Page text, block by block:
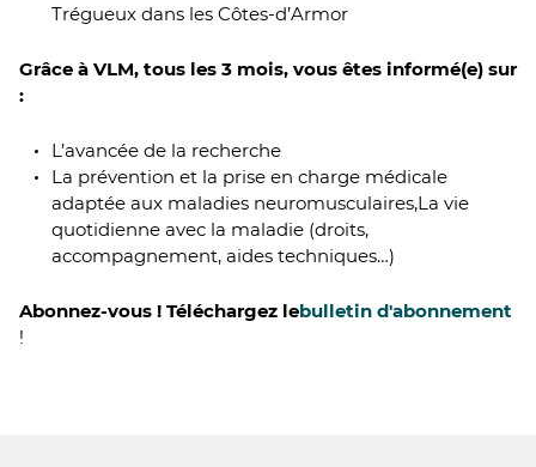
Trégueux dans les Côtes-d’Armor
Grâce à VLM, tous les 3 mois, vous êtes informé(e) sur
:
L’avancée de la recherche
La prévention et la prise en charge médicale
adaptée aux maladies neuromusculaires,La vie
quotidienne avec la maladie (droits,
accompagnement, aides techniques…)
Abonnez-vous ! Téléchargez lebulletin d'abonnement
!